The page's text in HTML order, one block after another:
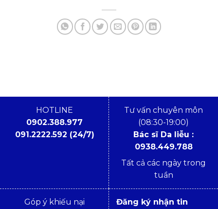
HOTLINE
0902.388.977
091.2222.592 (24/7)
Tư vấn chuyên môn
(08:30-19:00)
Bác sĩ Da liễu :
0938.449.788
Tất cả các ngày trong
tuần
Góp ý khiếu nại
Đăng ký nhận tin